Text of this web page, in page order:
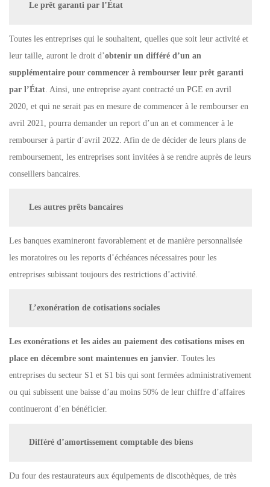
Le prêt garanti par l’État
Toutes les entreprises qui le souhaitent, quelles que soit leur activité et
leur taille, auront le droit d’obtenir un différé d’un an
supplémentaire pour commencer à rembourser leur prêt garanti
par l’État . Ainsi, une entreprise ayant contracté un PGE en avril
2020, et qui ne serait pas en mesure de commencer à le rembourser en
avril 2021, pourra demander un report d’un an et commencer à le
rembourser à partir d’avril 2022. Afin de de décider de leurs plans de
remboursement, les entreprises sont invitées à se rendre auprès de leurs
conseillers bancaires.
Les autres prêts bancaires
Les banques examineront favorablement et de manière personnalisée
les moratoires ou les reports d’échéances nécessaires pour les
entreprises subissant toujours des restrictions d’activité.
L’exonération de cotisations sociales
Les exonérations et les aides au paiement des cotisations mises en
place en décembre sont maintenues en janvier . Toutes les
entreprises du secteur S1 et S1 bis qui sont fermées administrativement
ou qui subissent une baisse d’au moins 50% de leur chiffre d’affaires
continueront d’en bénéficier.
Différé d’amortissement comptable des biens
Du four des restaurateurs aux équipements de discothèques, de très